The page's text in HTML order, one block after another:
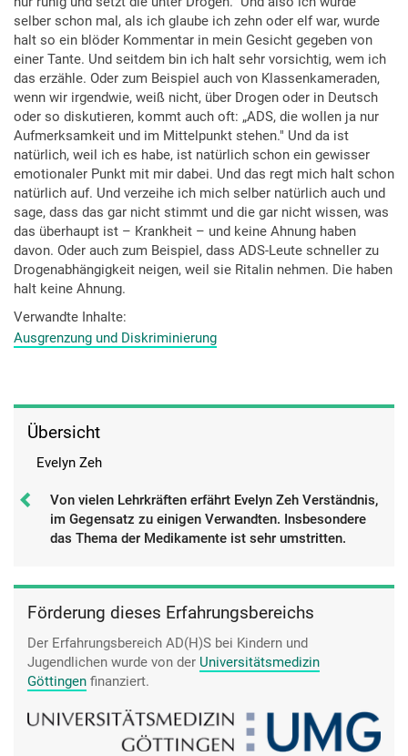
selber schon mal, als ich glaube ich zehn oder elf war, wurde
halt so ein blöder Kommentar in mein Gesicht gegeben von
einer Tante. Und seitdem bin ich halt sehr vorsichtig, wem ich
das erzähle. Oder zum Beispiel auch von Klassenkameraden,
wenn wir irgendwie, weiß nicht, über Drogen oder in Deutsch
oder so diskutieren, kommt auch oft: „ADS, die wollen ja nur
Aufmerksamkeit und im Mittelpunkt stehen." Und da ist
natürlich, weil ich es habe, ist natürlich schon ein gewisser
emotionaler Punkt mit mir dabei. Und das regt mich halt schon
natürlich auf. Und verzeihe ich mich selber natürlich auch und
sage, dass das gar nicht stimmt und die gar nicht wissen, was
das überhaupt ist – Krankheit – und keine Ahnung haben
davon. Oder auch zum Beispiel, dass ADS-Leute schneller zu
Drogenabhängigkeit neigen, weil sie Ritalin nehmen. Die haben
halt keine Ahnung.
Verwandte Inhalte
Ausgrenzung und Diskriminierung
Übersicht
Evelyn Zeh
Von vielen Lehrkräften erfährt Evelyn Zeh Verständnis,
im Gegensatz zu einigen Verwandten. Insbesondere
das Thema der Medikamente ist sehr umstritten.
Förderung dieses Erfahrungsbereichs
Der Erfahrungsbereich AD(H)S bei Kindern und
Jugendlichen wurde von der Universitätsmedizin
Göttingen finanziert.